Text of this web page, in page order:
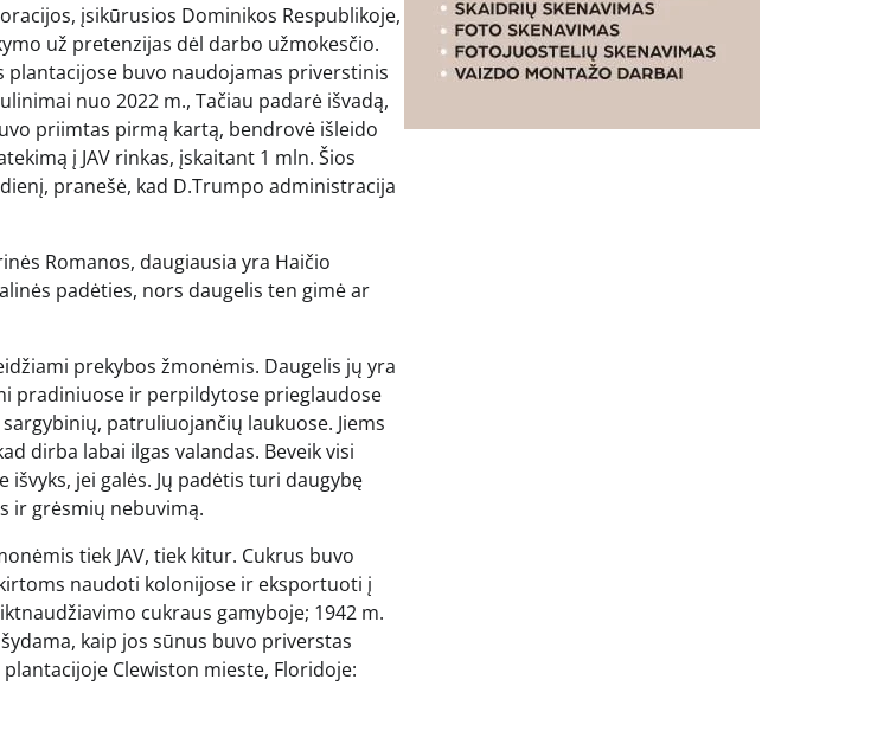
įsikūrusios Dominikos Respublikoje,
už pretenzijas dėl darbo užmokesčio.
plantacijose buvo naudojamas priverstinis
nuo 2022 m., Tačiau padarė išvadą,
priimtas pirmą kartą, bendrovė išleido
į JAV rinkas, įskaitant 1 mln. Šios
pranešė, kad D.Trumpo administracija
Romanos, daugiausia yra Haičio
padėties, nors daugelis ten gimė ar
prekybos žmonėmis. Daugelis jų yra
pradiniuose ir perpildytose prieglaudose
patruliuojančių laukuose. Jiems
dirba labai ilgas valandas. Beveik visi
jei galės. Jų padėtis turi daugybę
ir grėsmių nebuvimą.
tiek JAV, tiek kitur. Cukrus buvo
naudoti kolonijose ir eksportuoti į
cukraus gamyboje; 1942 m.
kaip jos sūnus buvo priverstas
Clewiston mieste, Floridoje: